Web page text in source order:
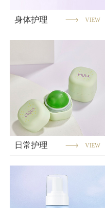
身体护理 VIEW
日常护理 VIEW